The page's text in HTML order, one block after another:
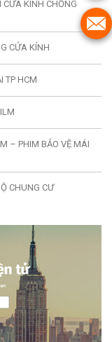
KÍNH CHỐNG
CỬA KÍNH
TP HCM
– PHIM BẢO VỆ MÁI
CHUNG CƯ